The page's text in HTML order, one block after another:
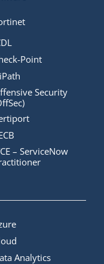
Point
Security
– ServiceNow
Analytics